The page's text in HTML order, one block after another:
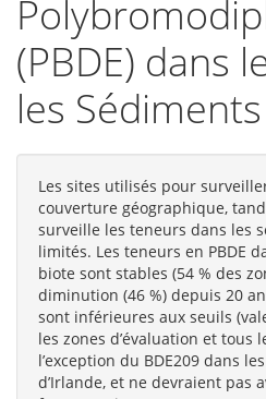
(PBDE) dans
les Sédiments
Les sites utilisés pour
couverture géographique,
surveille les teneurs dans les
limités. Les teneurs en PBDE
biote sont stables (54 % des
diminution (46 %) depuis 20
sont inférieures aux seuils
les zones d’évaluation et tous
l’exception du BDE209 dans
d’Irlande, et ne devraient pas